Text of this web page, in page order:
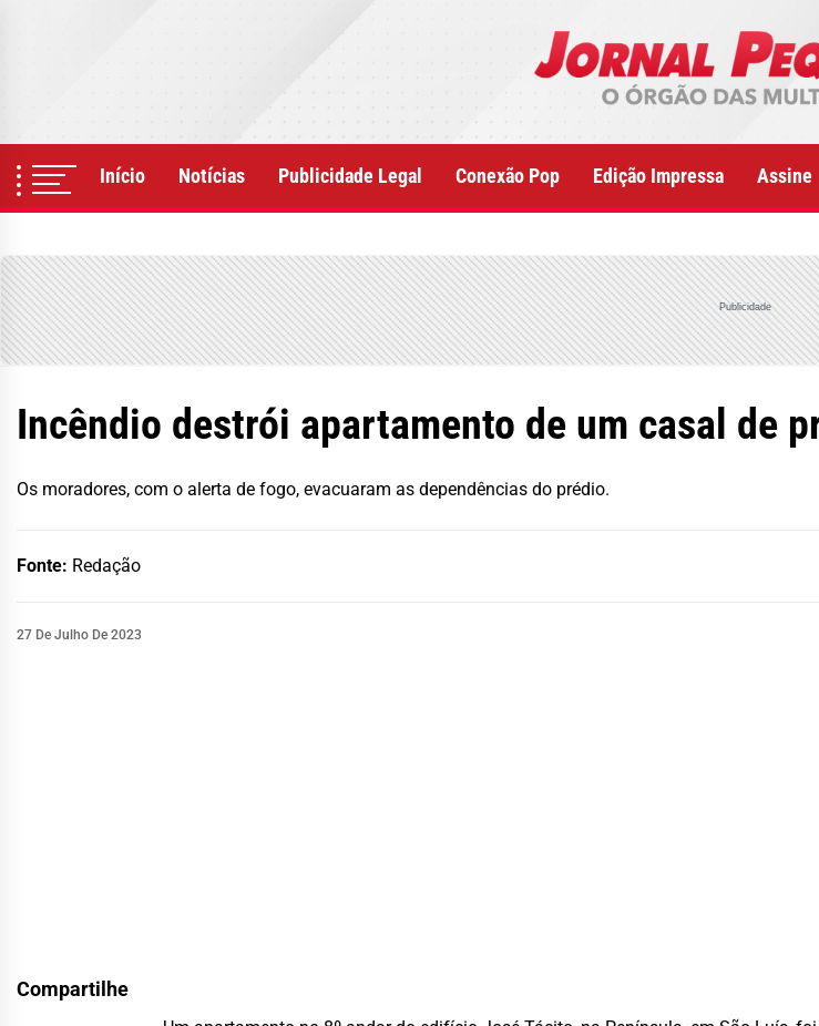
Início Notícias Publicidade Legal Conexão Pop Edição Impressa Assine
Publicidade
Incêndio destrói apartamento de um casal de
Os moradores, com o alerta de fogo, evacuaram as dependências do prédio.
Fonte: Redação
27 De Julho De 2023
Compartilhe